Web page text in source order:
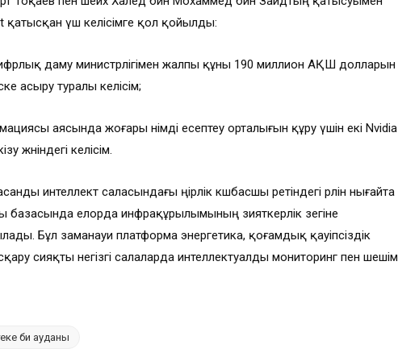
қатысқан үш келісімге қол қойылды:
даму министрлігімен жалпы құны 190 миллион АҚШ долларын
асыру туралы келісім;
аясында жоғары өнімді есептеу орталығын құру үшін екі Nvidia
жөніндегі келісім.
интеллект саласындағы өңірлік көшбасшы ретіндегі рөлін нығайта
базасында елорда инфрақұрылымының зияткерлік өзегіне
Бұл заманауи платформа энергетика, қоғамдық қауіпсіздік
сияқты негізгі салаларда интеллектуалды мониторинг пен шешім
би ауданы